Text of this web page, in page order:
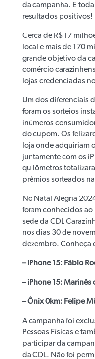
da campanha. E
resultados positivos!
Cerca de R$ 17
local e mais de 170
grande objetivo da
comércio
lojas credenciadas
Um dos diferenciais
foram os sorteios
inúmeros
do cupom. Os
loja onde adquiriam
juntamente com os
quilômetros
prêmios sorteados
No Natal Alegria
foram conhecidos ao
sede da CDL
nos dias 30 de
dezembro. Conheça
– iPhone 15: Fábio
–iPhone 15: Marinês
– Ônix 0km: Felipe
A campanha foi
Pessoas Físicas e
participar da
da CDL. Não foi